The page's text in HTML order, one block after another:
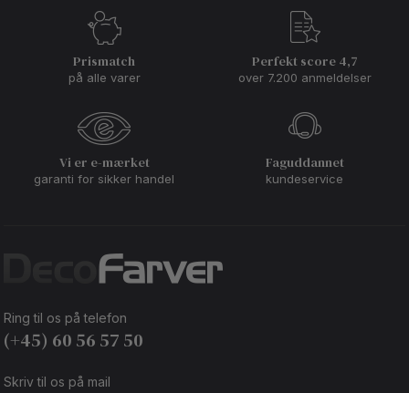
Prismatch
på alle varer
Perfekt score 4,7
over 7.200 anmeldelser
Vi er e-mærket
garanti for sikker handel
Faguddannet
kundeservice
Ring til os på telefon
(+45) 60 56 57 50
Skriv til os på mail